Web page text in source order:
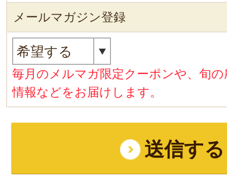
メールマガジン登録
毎月のメルマガ限定クーポンや、旬
情報などをお届けします。